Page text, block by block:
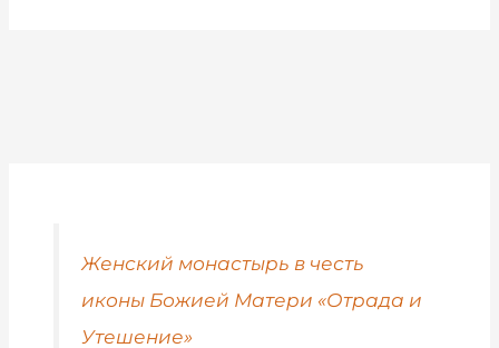
Женский монастырь в честь
иконы Божией Матери «Отрада и
Утешение»